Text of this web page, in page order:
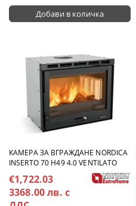
КАМЕРА ЗА ВГРАЖДАНЕ NORDICA
INSERTO 70 H49 4.0 VENTILATO
€1,722.03
3368.00 лв. с